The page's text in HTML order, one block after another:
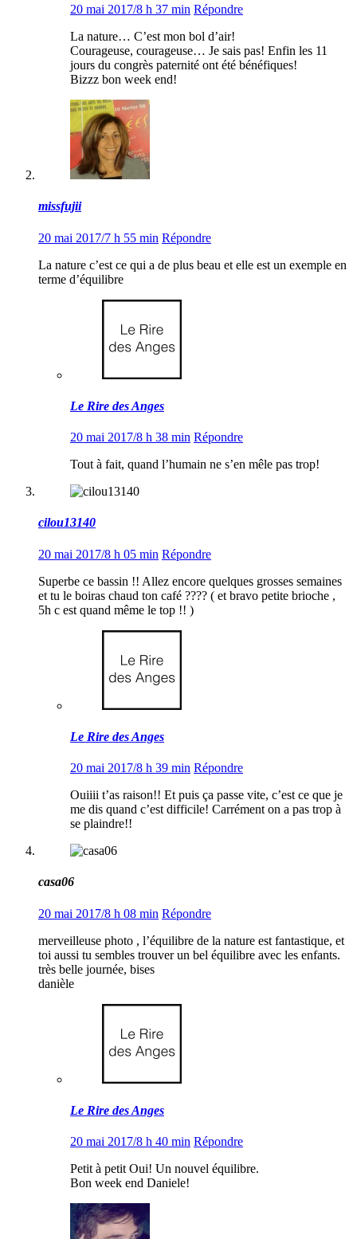
20 mai 2017/8 h 37 min Répondre
La nature… C’est mon bol d’air!
Courageuse, courageuse… Je sais pas! Enfin les 11
jours du congrès paternité ont été bénéfiques!
Bizzz bon week end!
missfujii
20 mai 2017/7 h 55 min Répondre
La nature c’est ce qui a de plus beau et elle est un exemple en
terme d’équilibre
Le Rire des Anges
20 mai 2017/8 h 38 min Répondre
Tout à fait, quand l’humain ne s’en mêle pas trop!
cilou13140
20 mai 2017/8 h 05 min Répondre
Superbe ce bassin !! Allez encore quelques grosses semaines
et tu le boiras chaud ton café ???? ( et bravo petite brioche ,
5h c est quand même le top !! )
Le Rire des Anges
20 mai 2017/8 h 39 min Répondre
Ouiiii t’as raison!! Et puis ça passe vite, c’est ce que je
me dis quand c’est difficile! Carrément on a pas trop à
se plaindre!!
casa06
20 mai 2017/8 h 08 min Répondre
merveilleuse photo , l’équilibre de la nature est fantastique, et
toi aussi tu sembles trouver un bel équilibre avec les enfants.
très belle journée, bises
danièle
Le Rire des Anges
20 mai 2017/8 h 40 min Répondre
Petit à petit Oui! Un nouvel équilibre.
Bon week end Daniele!